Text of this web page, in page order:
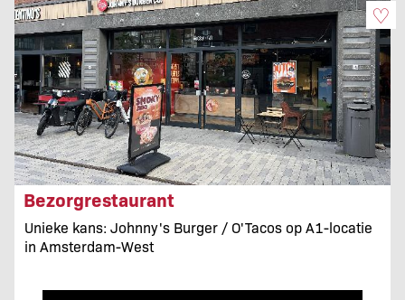
♡
Bezorgrestaurant
Unieke kans: Johnny's Burger / O'Tacos op A1-locatie
in Amsterdam-West